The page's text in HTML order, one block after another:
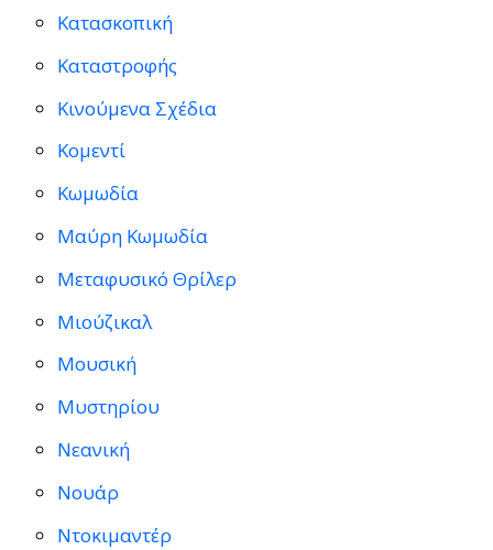
Κατασκοπική
Καταστροφής
Κινούμενα Σχέδια
Κομεντί
Κωμωδία
Μαύρη Κωμωδία
Μεταφυσικό Θρίλερ
Μιούζικαλ
Μουσική
Μυστηρίου
Νεανική
Νουάρ
Ντοκιμαντέρ